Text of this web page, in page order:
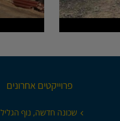
פרוייקטים אחרונים
שכונה חדשה, נוף הגליל